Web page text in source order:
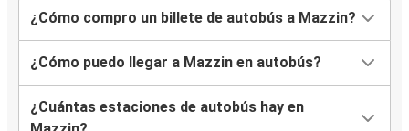
¿Cómo compro un billete de autobús a Mazzin?
¿Cómo puedo llegar a Mazzin en autobús?
¿Cuántas estaciones de autobús hay en